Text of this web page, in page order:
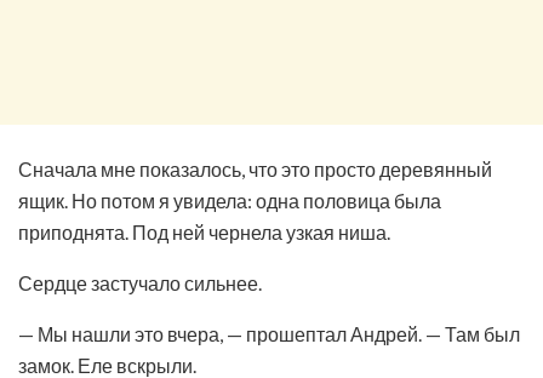
Сначала мне показалось, что это просто деревянный
ящик. Но потом я увидела: одна половица была
приподнята. Под ней чернела узкая ниша.
Сердце застучало сильнее.
— Мы нашли это вчера, — прошептал Андрей. — Там был
замок. Еле вскрыли.